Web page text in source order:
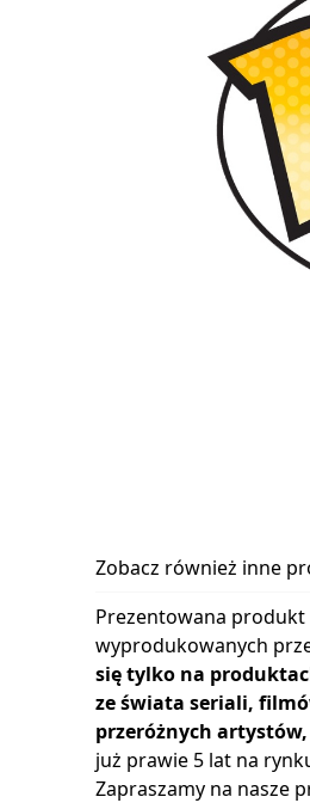
Zobacz również inne
Prezentowana produkt
wyprodukowanych
się tylko na
ze świata seriali,
przeróżnych
już prawie 5 lat na
Zapraszamy na nasze